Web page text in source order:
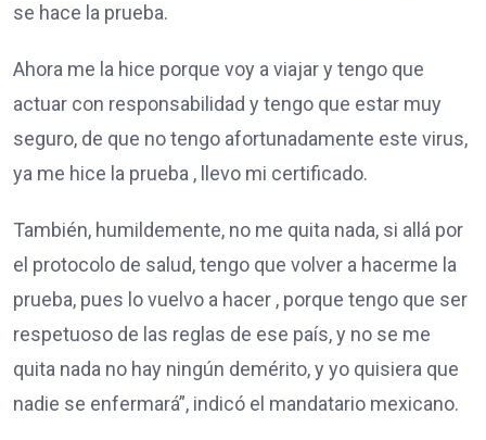
se hace la prueba.
Ahora me la hice porque voy a viajar y tengo que
actuar con responsabilidad y tengo que estar muy
seguro, de que no tengo afortunadamente este virus,
ya me hice la prueba , llevo mi certificado.
También, humildemente, no me quita nada, si allá por
el protocolo de salud, tengo que volver a hacerme la
prueba, pues lo vuelvo a hacer , porque tengo que ser
respetuoso de las reglas de ese país, y no se me
quita nada no hay ningún demérito, y yo quisiera que
nadie se enfermará”, indicó el mandatario mexicano.